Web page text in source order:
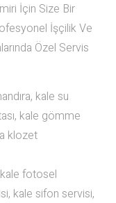
İçin Size Bir
İşçilik Ve
Özel Servis
kale su
kale gömme
klozet
fotosel
kale sifon servisi,